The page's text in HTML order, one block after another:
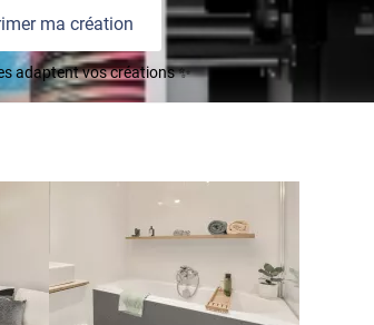
ma création
adaptent vos créations ✨